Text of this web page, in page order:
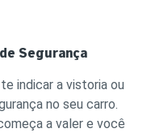
Segurança
indicar a vistoria ou
no seu carro.
a valer e você